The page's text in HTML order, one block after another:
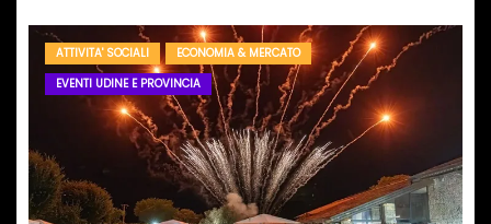
ATTIVITA' SOCIALI
ECONOMIA & MERCATO
EVENTI UDINE E PROVINCIA